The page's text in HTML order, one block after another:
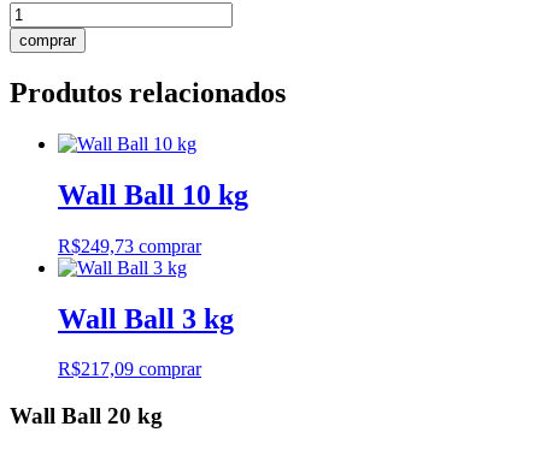
Wall
Ball
20
quantidade
comprar
Produtos relacionados
Wall Ball 10 kg
R$249,73 comprar
Wall Ball 3 kg
R$217,09 comprar
Wall Ball 20 kg